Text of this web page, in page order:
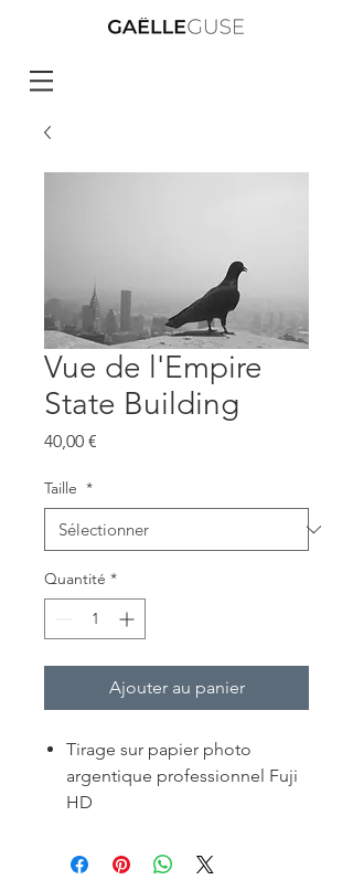
Vue de l'Empire
State Building
40,00 €
Taille *
Quantité *
Ajouter au panier
Tirage sur papier photo
argentique professionnel Fuji
HD
contrecollés sur une plaque